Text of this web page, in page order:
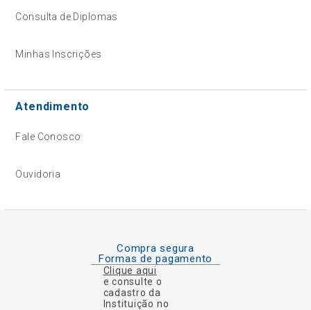
Consulta de Diplomas
Minhas Inscrições
Atendimento
Fale Conosco
Ouvidoria
Compra segura
Formas de pagamento
Clique aqui
e consulte o
cadastro da
Instituição no